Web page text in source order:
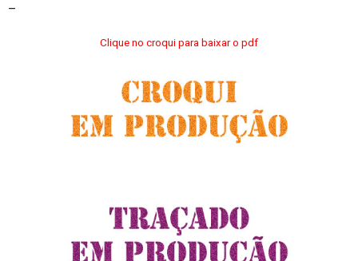
–
Clique no croqui para baixar o pdf